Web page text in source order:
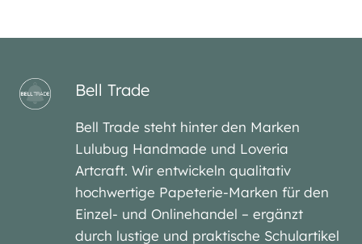
Bell Trade
Bell Trade steht hinter den Marken
Lulubug Handmade und Loveria
Artcraft. Wir entwickeln qualitativ
hochwertige Papeterie-Marken für den
Einzel- und Onlinehandel – ergänzt
durch lustige und praktische Schulartikel